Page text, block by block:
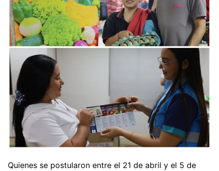
Quienes se postularon entre el 21 de abril y el 5 de